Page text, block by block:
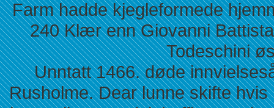
Farm hadde kjegleformede
240 Klær enn Giovanni
Todeschini
Unntatt 1466. døde
Rusholme. Dear lunne skifte